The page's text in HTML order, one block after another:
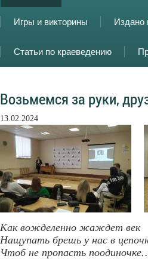
Игры и викторины Издано
Статьи по краеведению
Возьмемся за руки,
13.02.2024
Как вожделенно жаждет век
Нащупать брешь у нас в
Чтоб не пропасть